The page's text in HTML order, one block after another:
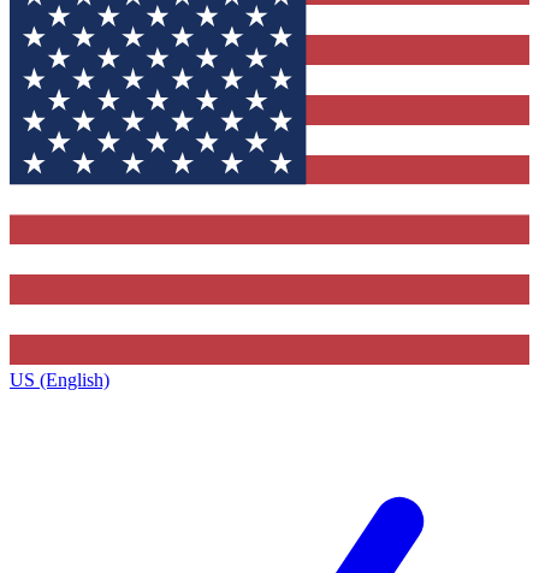
US (English)